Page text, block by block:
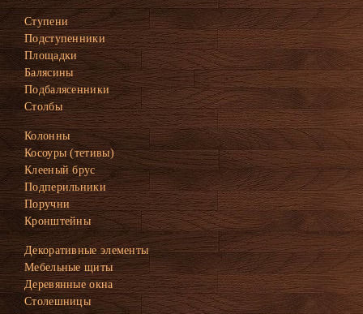
Ступени
Подступенники
Площадки
Балясины
Подбалясенники
Столбы
Колонны
Косоуры (тетивы)
Клееный брус
Подперильники
Поручни
Кронштейны
Декоративные элементы
Мебельные щиты
Деревянные окна
Столешницы